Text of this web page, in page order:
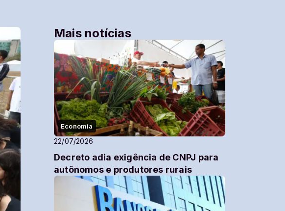
Mais notícias
Economia
22/07/2026
Decreto adia exigência de CNPJ para
autônomos e produtores rurais